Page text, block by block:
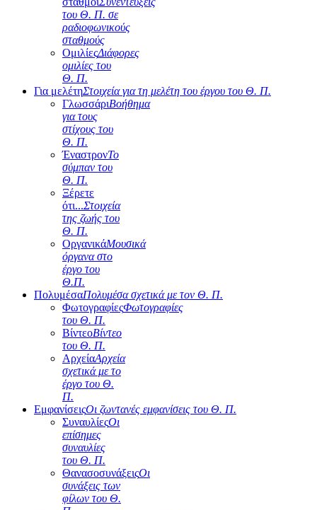
του Θ. Π. σε
ραδιοφωνικούς
σταθμούς
ΟμιλίεςΔιάφορες
ομιλίες του
Θ. Π.
Για μελέτηΣτοιχεία για τη μελέτη του έργου του Θ. Π.
ΓλωσσάριΒοήθημα
για τους
στίχους του
Θ. Π.
ΈναστρονΤο
σύμπαν του
Θ. Π.
Ξέρετε
ότι...Στοιχεία
της ζωής του
Θ. Π.
ΟργανικάΜουσικά
όργανα στο
έργο του
Θ.Π.
ΠολυμέσαΠολυμέσα σχετικά με τον Θ. Π.
ΦωτογραφίεςΦωτογραφίες
του Θ. Π.
ΒίντεοΒίντεο
του Θ. Π.
ΑρχείαΑρχεία
σχετικά με το
έργο του Θ.
Π.
ΕμφανίσειςΟι ζωντανές εμφανίσεις του Θ. Π.
ΣυναυλίεςΟι
επίσημες
συναυλίες
του Θ. Π.
ΘανασοσυνάξειςΟι
συνάξεις των
φίλων του Θ.